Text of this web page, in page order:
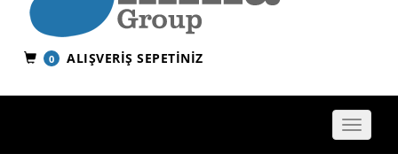
0 ALIŞVERIŞ SEPETINIZ
Toggle